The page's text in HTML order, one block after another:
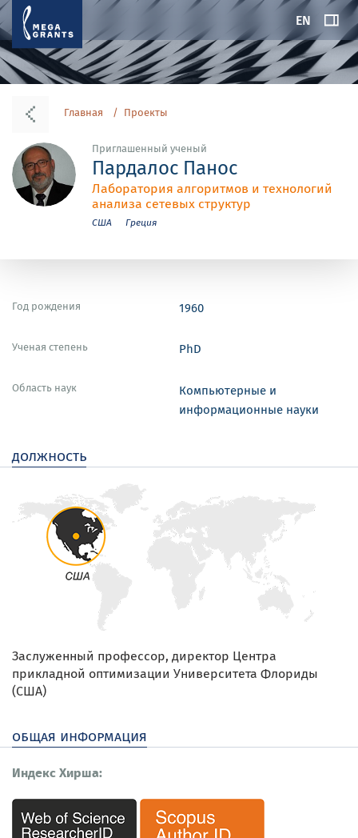
EN
Главная Проекты
Приглашенный ученый
Пардалос Панос
Лаборатория алгоритмов и технологий
анализа сетевых структур
США Греция
Год рождения 1960
Ученая степень PhD
Область наук
Компьютерные и
информационные науки
должность
Заслуженный профессор, директор Центра
прикладной оптимизации Университета Флориды
(США)
общая информация
Индекс Хирша: